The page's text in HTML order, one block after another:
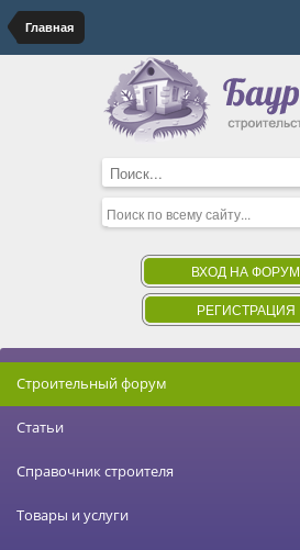
Главная
ВХОД НА ФОРУМ
РЕГИСТРАЦИЯ
Строительный форум
Статьи
Справочник строителя
Товары и услуги